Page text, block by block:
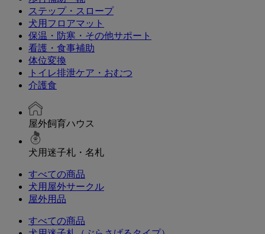
ステップ・スロープ
犬用フロアマット
保温・防寒・その他サポート
看護・食事補助
体位変換
トイレ排泄ケア・おむつ
介護食
屋外飼育ハウス
犬用迷子札・名札
すべての商品
犬用屋外サークル
屋外用品
すべての商品